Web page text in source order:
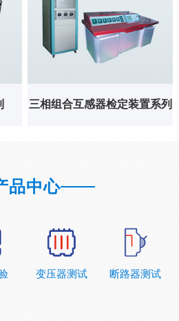
三相组合互感器检定装置系列
以测试规程规定三相组合互
感器的误差、温升、工频耐
压等试验，满足
《JJG+1165-2019+三相组合
互感器检定规程》
品中心
变压器测试 断路器测试